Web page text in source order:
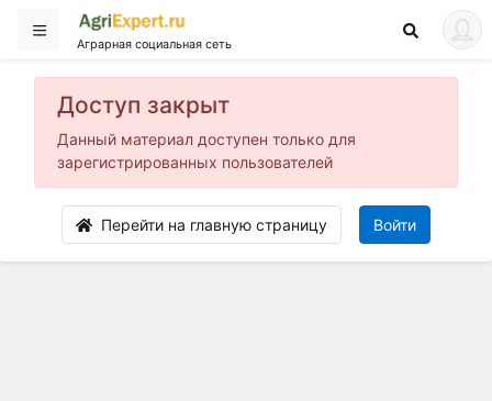
Аграрная социальная сеть
Доступ закрыт
Данный материал доступен только для
зарегистрированных пользователей
Перейти на главную страницу Войти